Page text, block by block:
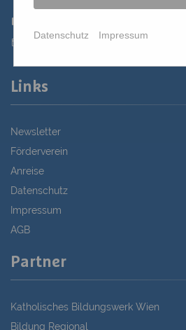
st.bernhard@edw.or.at
Links
Newsletter
Förderverein
Anreise
Datenschutz
Impressum
AGB
Partner
Katholisches Bildungswerk Wien
Bildung Regional
Datenschutz Impressum